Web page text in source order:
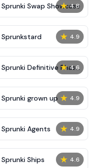
★ 4.8
Sprunki Swap Showcase
★ 4.9
Sprunkstard
★ 4.6
Sprunki Definitive Phase
7
★ 4.9
Sprunki grown up
★ 4.9
Sprunki Agents
★ 4.6
Sprunki Ships